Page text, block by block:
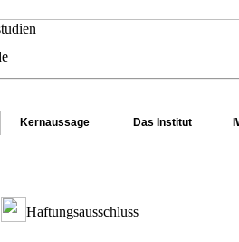
Kernaussage Das Institut
Haftungsausschluss